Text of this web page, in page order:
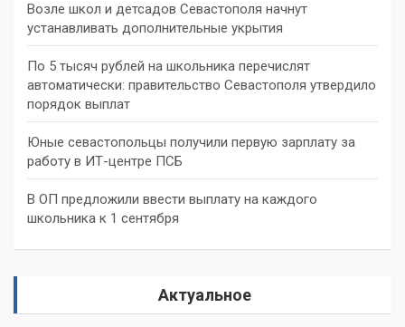
Возле школ и детсадов Севастополя начнут
устанавливать дополнительные укрытия
По 5 тысяч рублей на школьника перечислят
автоматически: правительство Севастополя утвердило
порядок выплат
Юные севастопольцы получили первую зарплату за
работу в ИТ-центре ПСБ
В ОП предложили ввести выплату на каждого
школьника к 1 сентября
Актуальное